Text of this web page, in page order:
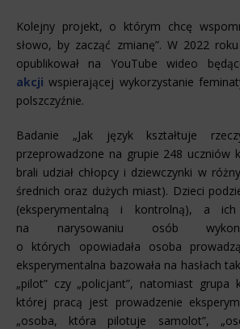
Kolejny projekt, o którym chcę
słowo, by zacząć zmianę”. W 2022
opublikował na YouTube wideo
akcji wspierającej wykorzystanie
polszczyźnie.
Badanie „Jak język kształtuje
przeprowadzone na grupie 248 uczniów
brali udział chłopcy i dziewczynki w
średnich oraz dużych miast). Dzieci
(eksperymentalną i kontrolną), a ich
na narysowaniu osób
o których opowiadała osoba
eksperymentalna bazowała na hasłach
„pilot” czy „policjant”, natomiast grupa
której pracą jest prowadzenie
„osoba, która pilotuje samolot”,